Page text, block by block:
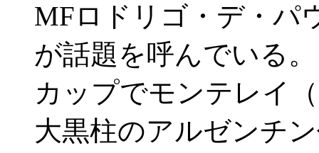
MFロドリゴ・デ・パ
が話題を呼んでいる
カップでモンテレイ
大黒柱のアルゼンチ